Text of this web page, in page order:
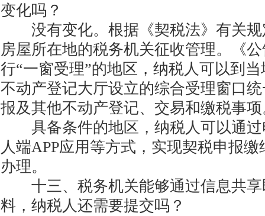
变化吗？
没有变化。根据《契税法》有关规
房屋所在地的税务机关征收管理。《
行“一窗受理”的地区，纳税人可以到
不动产登记大厅设立的综合受理窗口
报及其他不动产登记、交易和缴税事
具备条件的地区，纳税人可以通过
人端APP应用等方式，实现契税申报
办理。
十三、税务机关能够通过信息共享
料，纳税人还需要提交吗？